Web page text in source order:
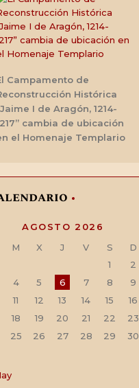
Campamento de
Histórica
I de Aragón, 1214-
cambia de ubicación
el Homenaje Templario
AGOSTO 2026
M X J V S
D
1
2
4 5 6 7 8
9
11 12 13 14 15
16
18 19 20 21 22
23
25 26 27 28 29
30